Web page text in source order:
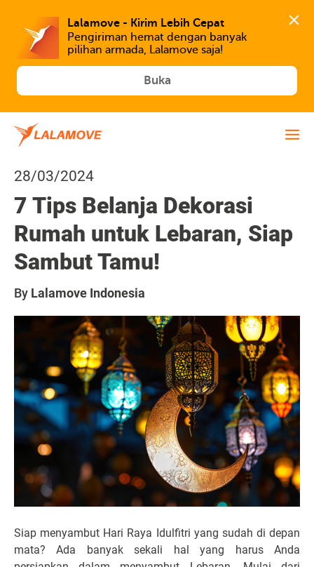
Lalamove - Kirim Lebih Cepat
Pengiriman hemat dengan banyak
Buka
28/03/2024
7 Tips Belanja Dekorasi
Rumah untuk Lebaran, Siap
Sambut Tamu!
By Lalamove Indonesia
Siap menyambut Hari Raya Idulfitri yang sudah di depan
mata? Ada banyak sekali hal yang harus Anda